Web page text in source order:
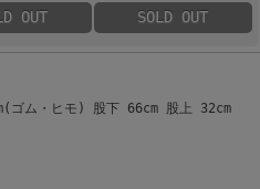
OUT SOLD OUT
ゴム・ヒモ) 股下 66cm 股上 32cm